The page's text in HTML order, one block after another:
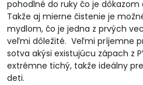
pohodlné do ruky čo je
Takže aj mierne čistenie je
mydlom, čo je jedna z prvých
veľmi dôležité. Veľmi príjemne
sotva akýsi existujúcu zápach z
extrémne tichý, takže ideálny
deti.